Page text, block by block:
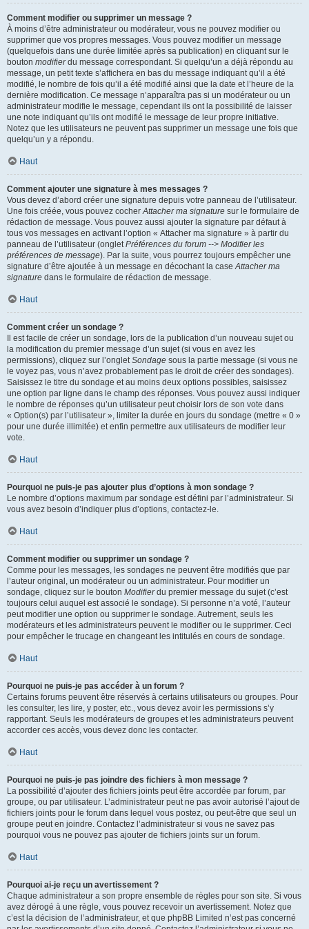
Comment modifier ou supprimer un message ?
À moins d’être administrateur ou modérateur, vous ne pouvez modifier ou
supprimer que vos propres messages. Vous pouvez modifier un message
(quelquefois dans une durée limitée après sa publication) en cliquant sur le
bouton modifierdu message correspondant. Si quelqu’un a déjà répondu au
message, un petit texte s’affichera en bas du message indiquant qu’il a été
modifié, le nombre de fois qu’il a été modifié ainsi que la date et l’heure de la
dernière modification. Ce message n’apparaîtra pas si un modérateur ou un
administrateur modifie le message, cependant ils ont la possibilité de laisser
une note indiquant qu’ils ont modifié le message de leur propre initiative.
Notez que les utilisateurs ne peuvent pas supprimer un message une fois que
quelqu’un y a répondu.
Haut
Comment ajouter une signature à mes messages ?
Vous devez d’abord créer une signature depuis votre panneau de l’utilisateur.
Une fois créée, vous pouvez cocherAttacher ma signature sur le formulaire de
rédaction de message. Vous pouvez aussi ajouter la signature par défaut à
tous vos messages en activant l’option « Attacher ma signature » à partir du
panneau de l’utilisateur (ongletPréférences du forum --> Modifier les
préférences de message). Par la suite, vous pourrez toujours empêcher une
signature d’être ajoutée à un message en décochant la caseAttacher ma
signature dans le formulaire de rédaction de message.
Haut
Comment créer un sondage ?
Il est facile de créer un sondage, lors de la publication d’un nouveau sujet ou
la modification du premier message d’un sujet (si vous en avez les
permissions), cliquez sur l’ongletSondage sous la partie message (si vous ne
le voyez pas, vous n’avez probablement pas le droit de créer des sondages).
Saisissez le titre du sondage et au moins deux options possibles, saisissez
une option par ligne dans le champ des réponses. Vous pouvez aussi indiquer
le nombre de réponses qu’un utilisateur peut choisir lors de son vote dans
« Option(s) par l’utilisateur », limiter la durée en jours du sondage (mettre « 0 »
pour une durée illimitée) et enfin permettre aux utilisateurs de modifier leur
vote.
Haut
Pourquoi ne puis-je pas ajouter plus d’options à mon sondage ?
Le nombre d’options maximum par sondage est défini par l’administrateur. Si
vous avez besoin d’indiquer plus d’options, contactez-le.
Haut
Comment modifier ou supprimer un sondage ?
Comme pour les messages, les sondages ne peuvent être modifiés que par
l’auteur original, un modérateur ou un administrateur. Pour modifier un
sondage, cliquez sur le bouton Modifierdu premier message du sujet (c’est
toujours celui auquel est associé le sondage). Si personne n’a voté, l’auteur
peut modifier une option ou supprimer le sondage. Autrement, seuls les
modérateurs et les administrateurs peuvent le modifier ou le supprimer. Ceci
pour empêcher le trucage en changeant les intitulés en cours de sondage.
Haut
Pourquoi ne puis-je pas accéder à un forum ?
Certains forums peuvent être réservés à certains utilisateurs ou groupes. Pour
les consulter, les lire, y poster, etc., vous devez avoir les permissions s’y
rapportant. Seuls les modérateurs de groupes et les administrateurs peuvent
accorder ces accès, vous devez donc les contacter.
Haut
Pourquoi ne puis-je pas joindre des fichiers à mon message ?
La possibilité d’ajouter des fichiers joints peut être accordée par forum, par
groupe, ou par utilisateur. L’administrateur peut ne pas avoir autorisé l’ajout de
fichiers joints pour le forum dans lequel vous postez, ou peut-être que seul un
groupe peut en joindre. Contactez l’administrateur si vous ne savez pas
pourquoi vous ne pouvez pas ajouter de fichiers joints sur un forum.
Haut
Pourquoi ai-je reçu un avertissement ?
Chaque administrateur a son propre ensemble de règles pour son site. Si vous
avez dérogé à une règle, vous pouvez recevoir un avertissement. Notez que
c’est la décision de l’administrateur, et que phpBB Limited n’est pas concerné